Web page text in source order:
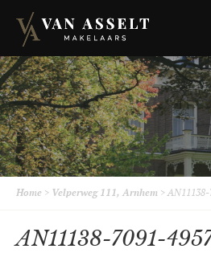
Home > Velperweg 111, Arnhem >AN11138-
AN11138-7091-